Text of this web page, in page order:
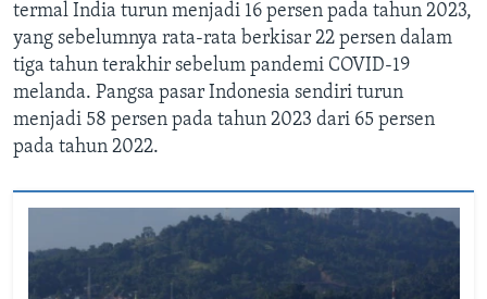
termal India turun menjadi 16 persen pada tahun 2023,
yang sebelumnya rata-rata berkisar 22 persen dalam
tiga tahun terakhir sebelum pandemi COVID-19
melanda. Pangsa pasar Indonesia sendiri turun
menjadi 58 persen pada tahun 2023 dari 65 persen
pada tahun 2022.